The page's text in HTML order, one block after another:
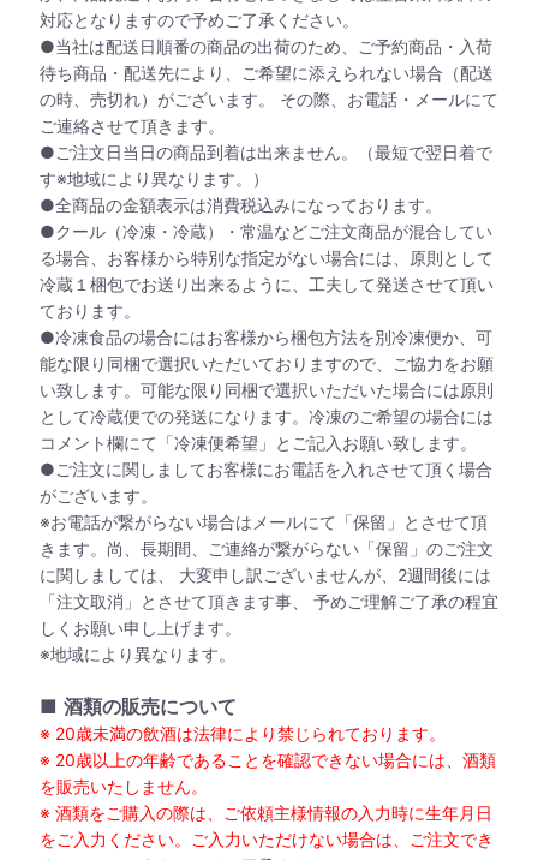
対応となりますので予めご了承ください。
●当社は配送日順番の商品の出荷のため、ご予約商品・入荷
待ち商品・配送先により、ご希望に添えられない場合（配送
の時、売切れ）がございます。 その際、お電話・メールにて
ご連絡させて頂きます。
●ご注文日当日の商品到着は出来ません。（最短で翌日着で
す※地域により異なります。）
●全商品の金額表示は消費税込みになっております。
●クール（冷凍・冷蔵）・常温などご注文商品が混合してい
る場合、お客様から特別な指定がない場合には、原則として
冷蔵１梱包でお送り出来るように、工夫して発送させて頂い
ております。
●冷凍食品の場合にはお客様から梱包方法を別冷凍便か、可
能な限り同梱で選択いただいておりますので、ご協力をお願
い致します。可能な限り同梱で選択いただいた場合には原則
として冷蔵便での発送になります。冷凍のご希望の場合には
コメント欄にて「冷凍便希望」とご記入お願い致します。
●ご注文に関しましてお客様にお電話を入れさせて頂く場合
がございます。
※お電話が繋がらない場合はメールにて「保留」とさせて頂
きます。尚、長期間、ご連絡が繋がらない「保留」のご注文
に関しましては、 大変申し訳ございませんが、2週間後には
「注文取消」とさせて頂きます事、 予めご理解ご了承の程宜
しくお願い申し上げます。
※地域により異なります。
■ 酒類の販売について
※ 20歳未満の飲酒は法律により禁じられております。
※ 20歳以上の年齢であることを確認できない場合には、酒類
を販売いたしません。
※ 酒類をご購入の際は、ご依頼主様情報の入力時に生年月日
をご入力ください。ご入力いただけない場合は、ご注文でき